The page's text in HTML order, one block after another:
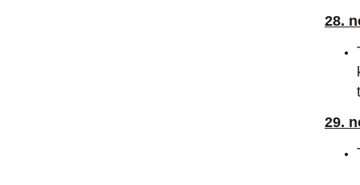
28.
29.